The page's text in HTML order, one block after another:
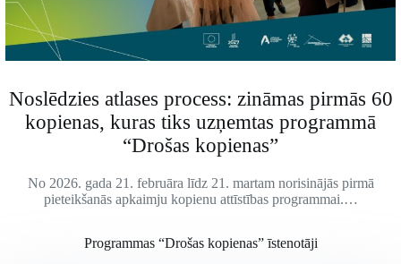
Noslēdzies atlases process: zināmas pirmās 60
kopienas, kuras tiks uzņemtas programmā
“Drošas kopienas”
No 2026. gada 21. februāra līdz 21. martam norisinājās pirmā
pieteikšanās apkaimju kopienu attīstības programmai.…
Programmas “Drošas kopienas” īstenotāji